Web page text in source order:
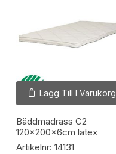
Lägg Till I Varukorg
Bäddmadrass C2
120x200x6cm latex
Artikelnr: 14131